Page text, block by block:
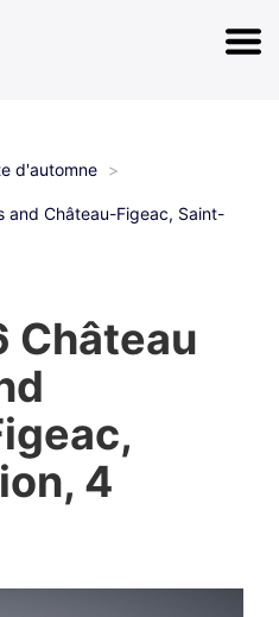
d'automne
and Château-Figeac, Saint-
Château
4